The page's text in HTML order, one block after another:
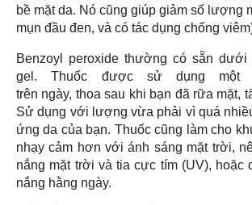
bề mặt da. Nó cũng giúp giảm số lượng
mụn đầu đen, và có tác dụng chống
Benzoyl peroxide thường có sẵn dưới
gel. Thuốc được sử dụng một
trên ngày, thoa sau khi bạn đã rữa mặt,
Sử dụng với lượng vừa phải vì quá
ứng da của bạn. Thuốc cũng làm cho
nhạy cảm hơn với ánh sáng mặt trời,
nắng mặt trời và tia cực tím (UV), hoặc
nắng hằng ngày.